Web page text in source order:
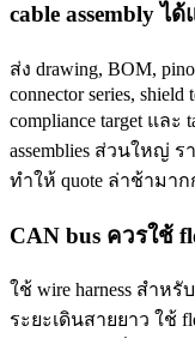
cable assembly ไ
ส่ง drawing, BOM,
connector series,
compliance target และ
assemblies ส่วนใหญ่ ร
ทำให้ quote ล่าช้ามา
CAN bus ควรใช้
ใช้ wire harness สำหรับ
ระยะเดินสายยาว ใช้